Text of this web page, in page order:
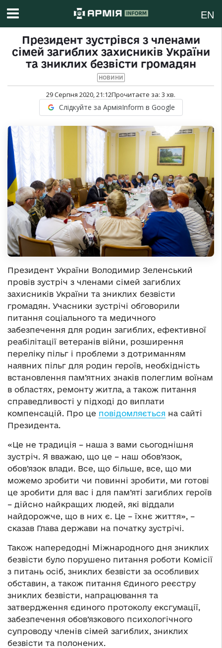
EN
Президент зустрівся з членами
сімей загиблих захисників України
та зниклих безвісти громадян
НОВИНИ
29 Серпня 2020, 21:12Прочитаєте за: 3 хв.
Слідкуйте за АрміяInform в Google
Президент України Володимир Зеленський
провів зустріч з членами сімей загиблих
захисників України та зниклих безвісти
громадян. Учасники зустрічі обговорили
питання соціального та медичного
забезпечення для родин загиблих, ефективної
реабілітації ветеранів війни, розширення
переліку пільг і проблеми з дотриманням
наявних пільг для родин героїв, необхідність
встановлення пам’ятних знаків полеглим воїнам
в областях, ремонту житла, а також питання
справедливості у підході до виплати
компенсацій. Про це повідомляється на сайті
Президента.
«Це не традиція – наша з вами сьогоднішня
зустріч. Я вважаю, що це – наш обов’язок,
обов’язок влади. Все, що більше, все, що ми
можемо зробити чи повинні зробити, ми готові
це зробити для вас і для пам’яті загиблих героїв
– дійсно найкращих людей, які віддали
найдорожче, що в них є. Це – їхнє життя», –
сказав Глава держави на початку зустрічі.
Також напередодні Міжнародного дня зниклих
безвісти було порушено питання роботи Комісії
з питань осіб, зниклих безвісти за особливих
обставин, а також питання Єдиного реєстру
зниклих безвісти, напрацювання та
затвердження єдиного протоколу ексгумації,
забезпечення обов’язкового психологічного
супроводу членів сімей загиблих, зниклих
безвісти та полонених.